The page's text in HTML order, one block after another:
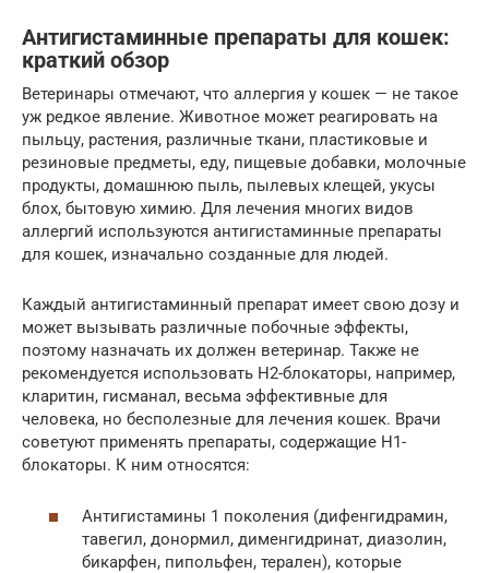
Антигистаминные препараты для кошек:
краткий обзор
Ветеринары отмечают, что аллергия у кошек — не такое
уж редкое явление. Животное может реагировать на
пыльцу, растения, различные ткани, пластиковые и
резиновые предметы, еду, пищевые добавки, молочные
продукты, домашнюю пыль, пылевых клещей, укусы
блох, бытовую химию. Для лечения многих видов
аллергий используются антигистаминные препараты
для кошек, изначально созданные для людей.
Каждый антигистаминный препарат имеет свою дозу и
может вызывать различные побочные эффекты,
поэтому назначать их должен ветеринар. Также не
рекомендуется использовать Н2-блокаторы, например,
кларитин, гисманал, весьма эффективные для
человека, но бесполезные для лечения кошек. Врачи
советуют применять препараты, содержащие Н1-
блокаторы. К ним относятся:
Антигистамины 1 поколения (дифенгидрамин,
тавегил, донормил, дименгидринат, диазолин,
бикарфен, пипольфен, терален), которые